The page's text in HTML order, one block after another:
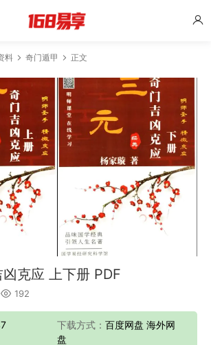
料 奇门遁甲 正文
克应 上下册 PDF
192
下载方式： 百度网盘 海外网
盘